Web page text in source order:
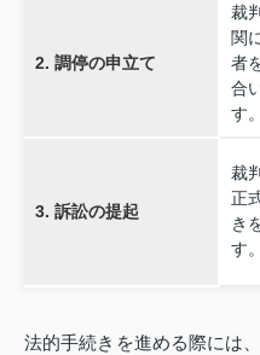
2. 調停の申立て
裁
関
者
合
す。
3. 訴訟の提起
裁
正
き
す。
法的手続きを進める際には